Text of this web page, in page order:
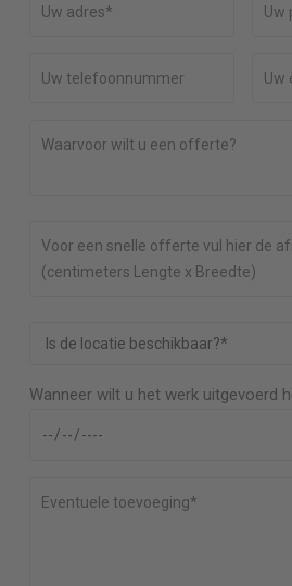
Wanneer wilt u het werk uitgevoerd